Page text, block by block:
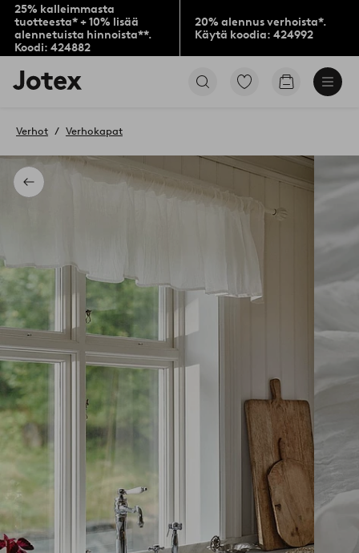
25% kalleimmasta
tuotteesta* + 10% lisää
alennetuista hinnoista**.
Koodi: 424882
20% alennus verhoista*.
Käytä koodia: 424992
Jotex-
logo
aloitussivulle
Siirry
Siirry
Takaisin
Verhot Verhokapat